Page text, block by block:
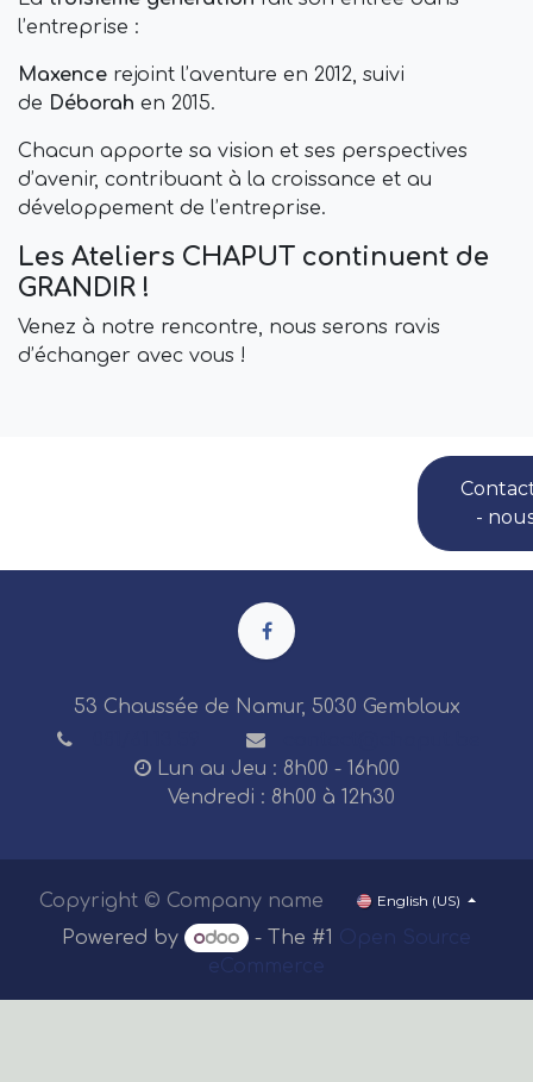
l’entreprise :
Maxence rejoint l’aventure en 2012, suivi
de Déborah en 2015.
Chacun apporte sa vision et ses perspectives
d’avenir, contribuant à la croissance et au
développement de l’entreprise.
Les Ateliers CHAPUT continuent de
GRANDIR !
Venez à notre rencontre, nous serons ravis
d’échanger avec vous !
-
53 Chaussée de Namur, 5030 Gembloux
Lun au Jeu : 8h00 - 16h00
Vendredi : 8h00 à 12h30
Copyright © Company name English (US)
Powered by - The #1 Open Source
eCommerce